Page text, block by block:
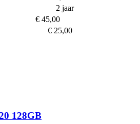
2 jaar
€ 45,00
€ 25,00
128GB